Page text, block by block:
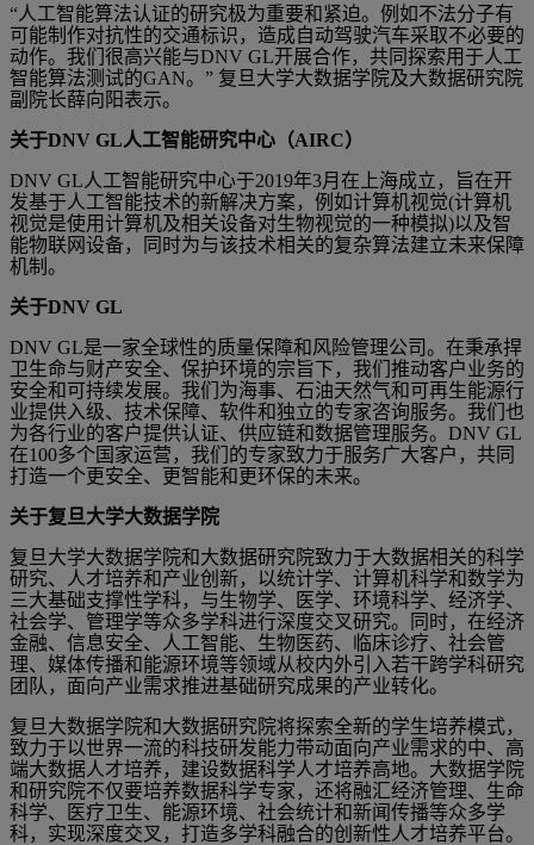
“人工智能算法认证的研究极为重要和紧迫。例如不法分子有
可能制作对抗性的交通标识，造成自动驾驶汽车采取不必要的
动作。我们很高兴能与DNV GL开展合作，共同探索用于人工
智能算法测试的GAN。” 复旦大学大数据学院及大数据研究院
副院长薛向阳表示。
关于DNV GL人工智能研究中心（AIRC）
DNV GL人工智能研究中心于2019年3月在上海成立，旨在开
发基于人工智能技术的新解决方案，例如计算机视觉(计算机
视觉是使用计算机及相关设备对生物视觉的一种模拟)以及智
能物联网设备，同时为与该技术相关的复杂算法建立未来保障
机制。
关于DNV GL
DNV GL是一家全球性的质量保障和风险管理公司。在秉承捍
卫生命与财产安全、保护环境的宗旨下，我们推动客户业务的
安全和可持续发展。我们为海事、石油天然气和可再生能源行
业提供入级、技术保障、软件和独立的专家咨询服务。我们也
为各行业的客户提供认证、供应链和数据管理服务。DNV GL
在100多个国家运营，我们的专家致力于服务广大客户，共同
打造一个更安全、更智能和更环保的未来。
关于复旦大学大数据学院
复旦大学大数据学院和大数据研究院致力于大数据相关的科学
研究、人才培养和产业创新，以统计学、计算机科学和数学为
三大基础支撑性学科，与生物学、医学、环境科学、经济学、
社会学、管理学等众多学科进行深度交叉研究。同时，在经济
金融、信息安全、人工智能、生物医药、临床诊疗、社会管
理、媒体传播和能源环境等领域从校内外引入若干跨学科研究
团队，面向产业需求推进基础研究成果的产业转化。
复旦大数据学院和大数据研究院将探索全新的学生培养模式，
致力于以世界一流的科技研发能力带动面向产业需求的中、高
端大数据人才培养，建设数据科学人才培养高地。大数据学院
和研究院不仅要培养数据科学专家，还将融汇经济管理、生命
科学、医疗卫生、能源环境、社会统计和新闻传播等众多学
科，实现深度交叉，打造多学科融合的创新性人才培养平台。